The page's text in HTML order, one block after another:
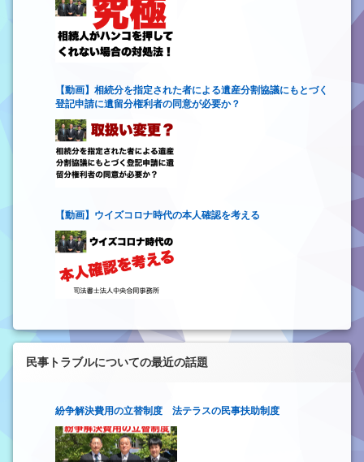
【動画】相続分を指定された者による遺産分割協議にもとづく
登記申請に遺留分権利者の同意が必要か？
【動画】ウイズコロナ時代の本人確認を考える
民事トラブルについての最近の話題
紛争解決費用の立替制度 法テラスの民事扶助制度